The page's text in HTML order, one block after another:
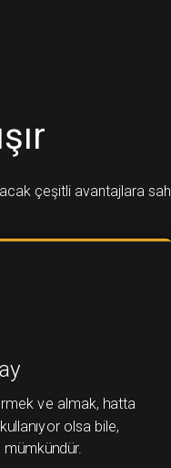
çeşitli avantajlara
ve almak, hatta
olsa bile,